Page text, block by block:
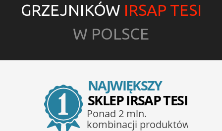
GRZEJNIKÓW IRSAP TESI
W POLSCE